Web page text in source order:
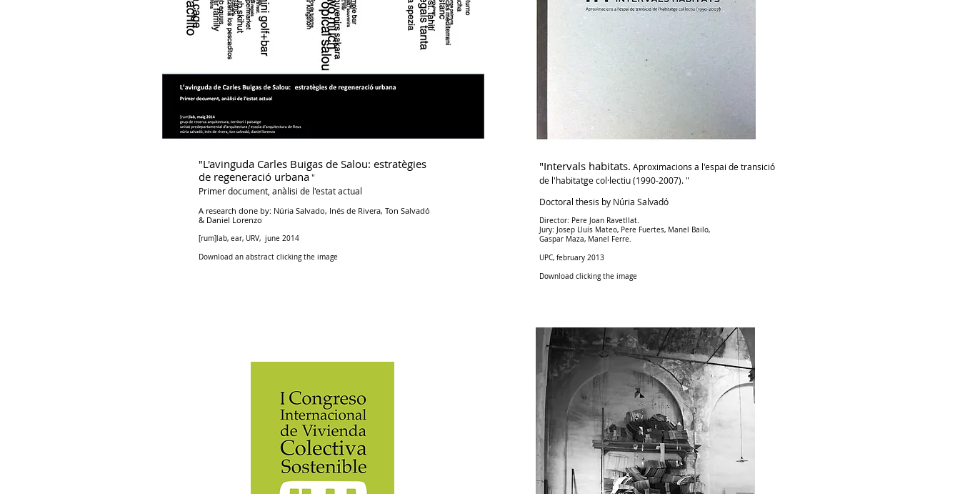
"L'avinguda Carles Buigas de Salou: estratègies
de regeneració urbana"
Primer document, anàlisi de l'estat actual
A research done by: Núria Salvado, Inés de Rivera, Ton Salvadó
& Daniel Lorenzo
[rum]lab, ear, URV, june 2014
Download an abstract clicking the image
"Intervals habitats. Aproximacions a l'espai de transició
de l'habitatge col·lectiu (1990-2007). "
Doctoral thesis by Núria Salvadó
Director: Pere Joan Ravetllat.
Jury: Josep Lluís Mateo, Pere Fuertes, Manel Bailo,
Gaspar Maza, Manel Ferre.
UPC, february 2013
Download clicking the image